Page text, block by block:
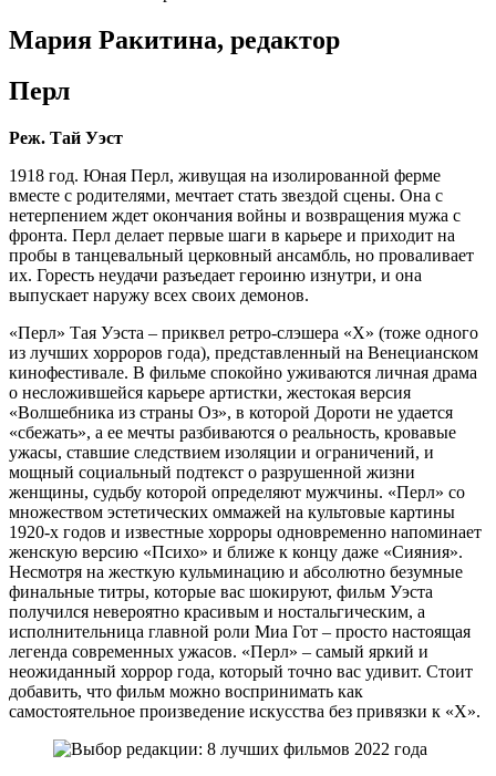
Мария Ракитина, редактор
Перл
Реж. Тай Уэст
1918 год. Юная Перл, живущая на изолированной ферме
вместе с родителями, мечтает стать звездой сцены. Она с
нетерпением ждет окончания войны и возвращения мужа с
фронта. Перл делает первые шаги в карьере и приходит на
пробы в танцевальный церковный ансамбль, но проваливает
их. Горесть неудачи разъедает героиню изнутри, и она
выпускает наружу всех своих демонов.
«Перл» Тая Уэста – приквел ретро-слэшера «Х» (тоже одного
из лучших хорроров года), представленный на Венецианском
кинофестивале. В фильме спокойно уживаются личная драма
о несложившейся карьере артистки, жестокая версия
«Волшебника из страны Оз», в которой Дороти не удается
«сбежать», а ее мечты разбиваются о реальность, кровавые
ужасы, ставшие следствием изоляции и ограничений, и
мощный социальный подтекст о разрушенной жизни
женщины, судьбу которой определяют мужчины. «Перл» со
множеством эстетических оммажей на культовые картины
1920-х годов и известные хорроры одновременно напоминает
женскую версию «Психо» и ближе к концу даже «Сияния».
Несмотря на жесткую кульминацию и абсолютно безумные
финальные титры, которые вас шокируют, фильм Уэста
получился невероятно красивым и ностальгическим, а
исполнительница главной роли Миа Гот – просто настоящая
легенда современных ужасов. «Перл» – самый яркий и
неожиданный хоррор года, который точно вас удивит. Стоит
добавить, что фильм можно воспринимать как
самостоятельное произведение искусства без привязки к «Х».